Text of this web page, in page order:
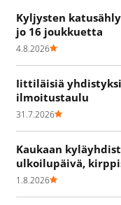
Kyljysten
jo 16 joukkuetta
4.8.2026
Iittiläisiä
ilmoitustaulu
31.7.2026
Kaukaan
ulkoilupäivä,
1.8.2026